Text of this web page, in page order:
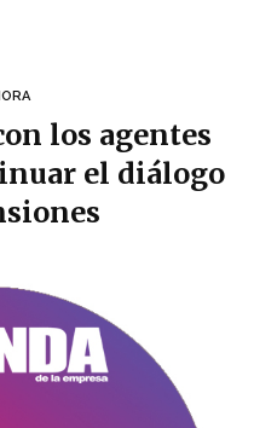
los agentes
el diálogo